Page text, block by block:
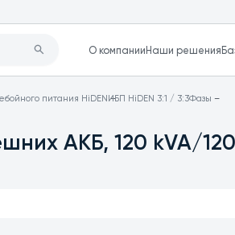
О компании Наши решения
питания HiDENИБП HiDEN 3:1 / 3:3Фазы
АКБ, 120 kVA/120